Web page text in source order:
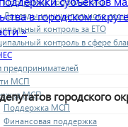
Доклады муниципального
контроль за ЕТО
контроль в сфере
МСП
МСП
Поддержка МСП
Финансовая поддержка
в городском
»
городского